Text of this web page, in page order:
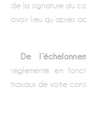
de la signature du
avoir lieu qu’après
. De
réglementé en
travaux de votre